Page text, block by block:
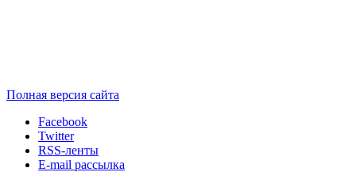
Полная версия сайта
Facebook
Twitter
RSS-ленты
E-mail рассылка